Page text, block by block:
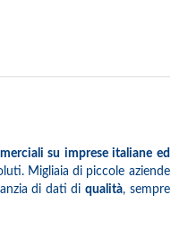
su imprese italiane ed
Migliaia di piccole aziende
di dati diqualità, sempre